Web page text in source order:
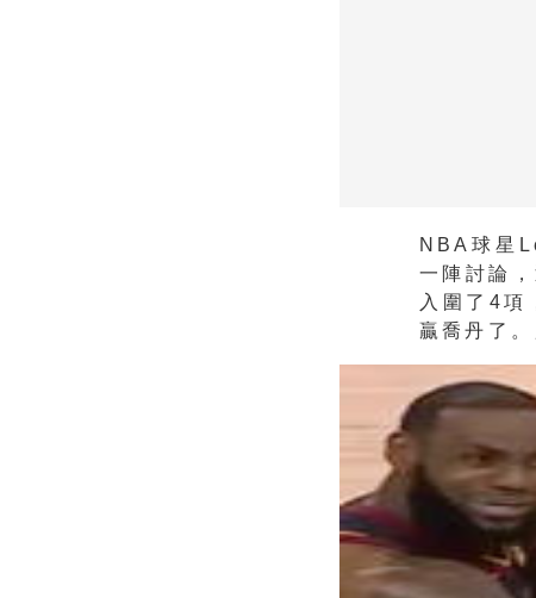
NBA球星
一陣討論
入圍了4項
贏喬丹了。